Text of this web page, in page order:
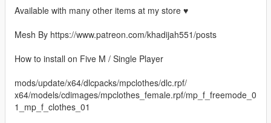
Available with many other items at my store ♥
Mesh By https://www.patreon.com/khadijah551/posts
How to install on Five M / Single Player
mods/update/x64/dlcpacks/mpclothes/dlc.rpf/
x64/models/cdimages/mpclothes_female.rpf/mp_f_freemode_0
1_mp_f_clothes_01